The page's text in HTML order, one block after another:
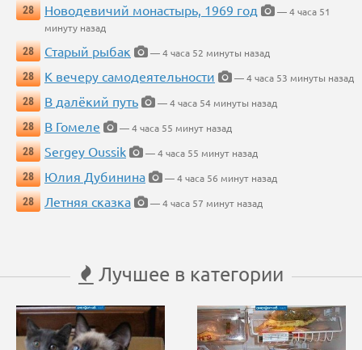
28
Новодевичий монастырь, 1969 год
— 4 часа 51
минуту назад
28
Старый рыбак
— 4 часа 52 минуты назад
28
К вечеру самодеятельности
— 4 часа 53 минуты назад
28
В далёкий путь
— 4 часа 54 минуты назад
28
В Гомеле
— 4 часа 55 минут назад
28
Sergey Oussik
— 4 часа 55 минут назад
28
Юлия Дубинина
— 4 часа 56 минут назад
28
Летняя сказка — 4 часа 57 минут назад
Лучшее в категории